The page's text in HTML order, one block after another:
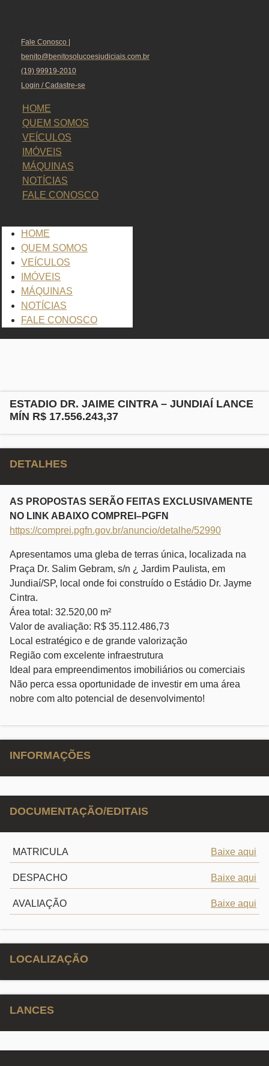
Fale Conosco |
benito@benitosolucoesjudiciais.com.br
(19) 99919-2010
Login / Cadastre-se
HOME
QUEM SOMOS
VEÍCULOS
IMÓVEIS
MÁQUINAS
NOTÍCIAS
FALE CONOSCO
HOME
QUEM SOMOS
VEÍCULOS
IMÓVEIS
MÁQUINAS
NOTÍCIAS
FALE CONOSCO
ESTADIO DR. JAIME CINTRA – JUNDIAÍ LANCE
MÍN R$ 17.556.243,37
DETALHES
AS PROPOSTAS SERÃO FEITAS EXCLUSIVAMENTE
NO LINK ABAIXO COMPREI–PGFN
https://comprei.pgfn.gov.br/anuncio/detalhe/52990
Apresentamos uma gleba de terras única, localizada na
Praça Dr. Salim Gebram, s/n ¿ Jardim Paulista, em
Jundiaí/SP, local onde foi construído o Estádio Dr. Jayme
Cintra.
Área total: 32.520,00 m²
Valor de avaliação: R$ 35.112.486,73
Local estratégico e de grande valorização
Região com excelente infraestrutura
Ideal para empreendimentos imobiliários ou comerciais
Não perca essa oportunidade de investir em uma área
nobre com alto potencial de desenvolvimento!
INFORMAÇÕES
DOCUMENTAÇÃO/EDITAIS
MATRICULA Baixe aqui
DESPACHO Baixe aqui
AVALIAÇÃO Baixe aqui
LOCALIZAÇÃO
LANCES